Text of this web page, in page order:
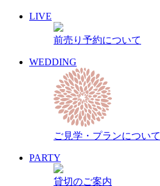
LIVE
前売り予約について
WEDDING
ご見学・プランについて
PARTY
貸切のご案内